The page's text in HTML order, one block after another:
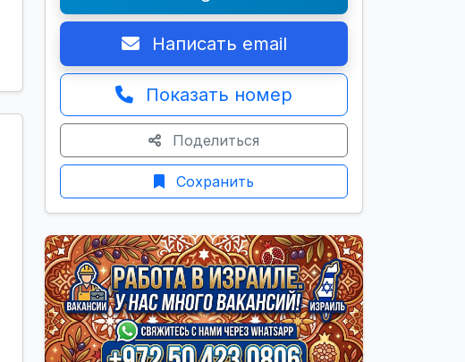
Написать email
Показать номер
Поделиться
Сохранить